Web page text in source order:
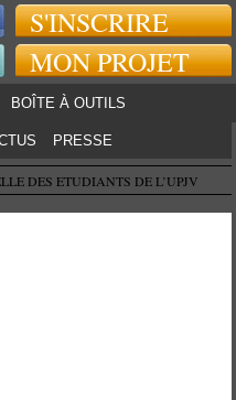
S'INSCRIRE
MON PROJET
BOÎTE À OUTILS
PRESSE
DES ETUDIANTS DE L’UPJV